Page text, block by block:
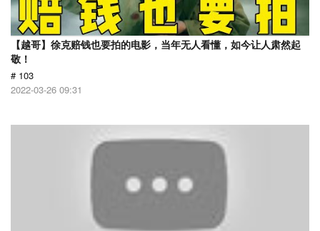
【越哥】徐克赔钱也要拍的电影，当年无人看懂，如今让人肃然起
敬！
# 103
2022-03-26 09:31